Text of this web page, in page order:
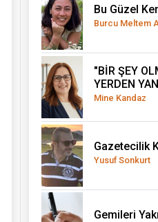
Bu Güzel
Burcu Meltem
"BİR ŞEY
YERDEN
Mine Kandaz
Gazetecilik
Yusuf Sonkurt
Gemileri